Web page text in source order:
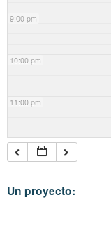
9:00 pm
10:00 pm
11:00 pm
Un proyecto: